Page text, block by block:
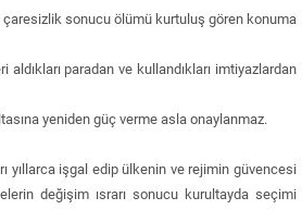
çaresizlik sonucu ölümü kurtuluş gören konuma
paradan ve kullandıkları imtiyazlardan
yeniden güç verme asla onaylanmaz.
işgal edip ülkenin ve rejimin güvencesi
değişim ısrarı sonucu kurultayda seçimi